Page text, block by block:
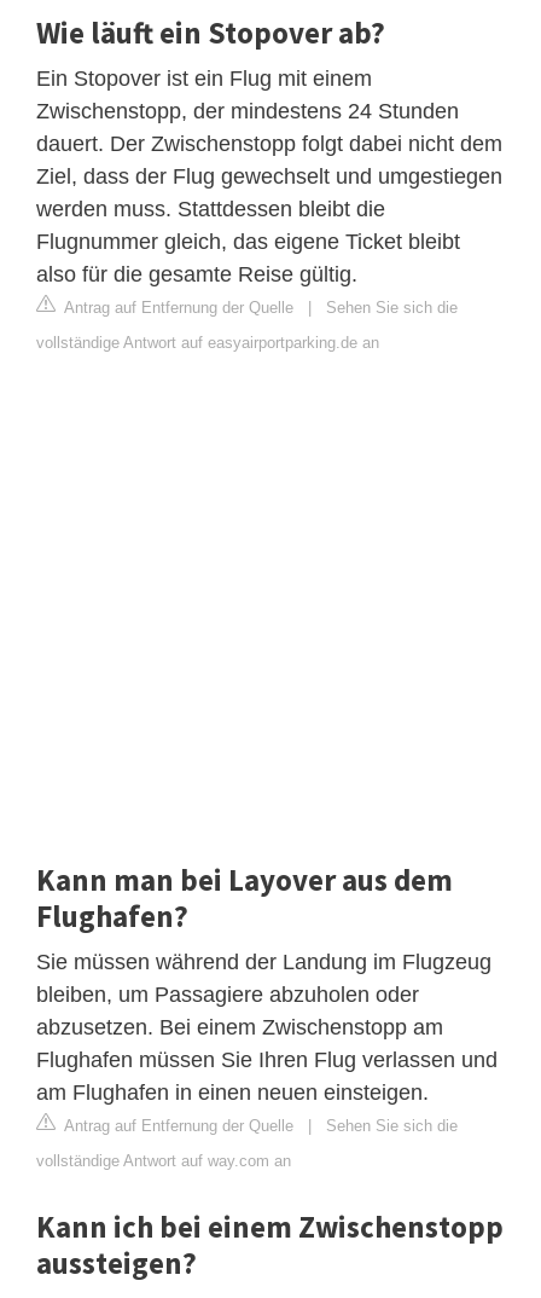
Wie läuft ein Stopover ab?
Ein Stopover ist ein Flug mit einem
Zwischenstopp, der mindestens 24 Stunden
dauert. Der Zwischenstopp folgt dabei nicht dem
Ziel, dass der Flug gewechselt und umgestiegen
werden muss. Stattdessen bleibt die
Flugnummer gleich, das eigene Ticket bleibt
also für die gesamte Reise gültig.
Antrag auf Entfernung der Quelle
Sehen Sie sich die
vollständige Antwort auf easyairportparking.de an
Kann man bei Layover aus dem
Flughafen?
Sie müssen während der Landung im Flugzeug
bleiben, um Passagiere abzuholen oder
abzusetzen. Bei einem Zwischenstopp am
Flughafen müssen Sie Ihren Flug verlassen und
am Flughafen in einen neuen einsteigen.
Antrag auf Entfernung der Quelle
Sehen Sie sich die
vollständige Antwort auf way.com an
Kann ich bei einem Zwischenstopp
aussteigen?